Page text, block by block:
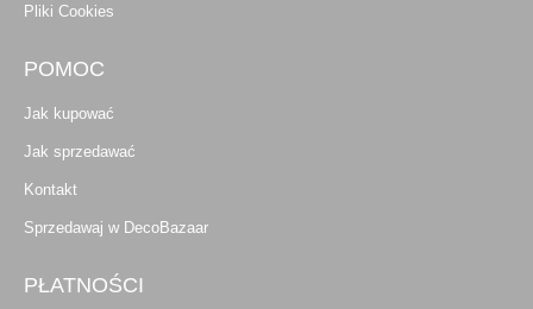
Pliki Cookies
POMOC
Jak kupować
Jak sprzedawać
Kontakt
Sprzedawaj w DecoBazaar
PŁATNOŚCI